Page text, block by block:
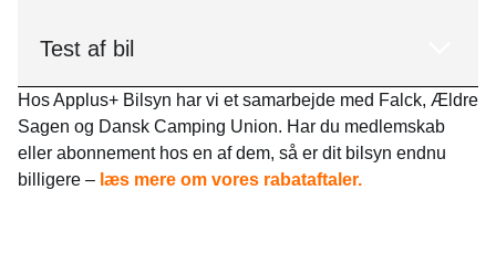
Test af bil
Hos Applus+ Bilsyn har vi et samarbejde med Falck, Ældre
Sagen og Dansk Camping Union. Har du medlemskab
eller abonnement hos en af dem, så er dit bilsyn endnu
billigere – læs mere om vores rabataftaler.